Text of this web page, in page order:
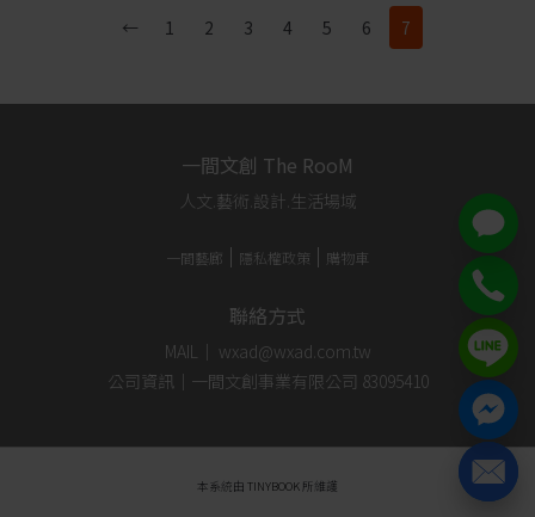
← 1 2 3 4 5 6 7
一間文創 The RooM
人文.藝術.設計.生活場域
一間藝廊 隱私權政策 購物車
聯絡方式
MAIL｜ wxad@wxad.com.tw
公司資訊｜一間文創事業有限公司 83095410
本系統由 TINYBOOK 所維護